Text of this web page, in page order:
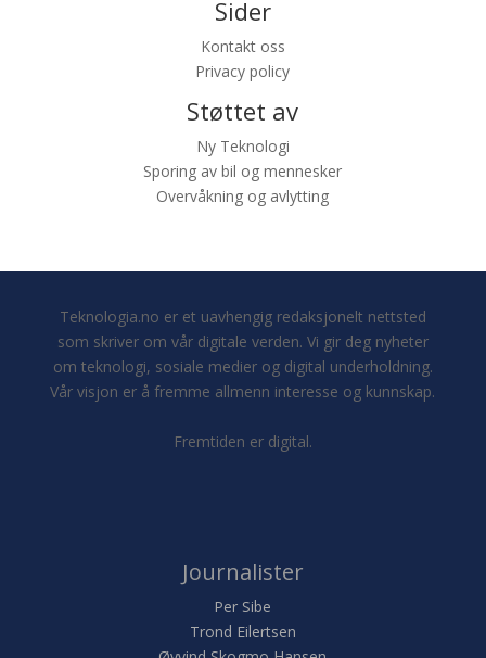
Sider
Kontakt oss
Privacy policy
Støttet av
Ny Teknologi
Sporing av bil og mennesker
Overvåkning og avlytting
Teknologia.no er et uavhengig redaksjonelt nettsted
som skriver om vår digitale verden. Vi gir deg nyheter
om teknologi, sosiale medier og digital underholdning.
Vår visjon er å fremme allmenn interesse og kunnskap.
Fremtiden er digital.
Journalister
Per Sibe
Trond Eilertsen